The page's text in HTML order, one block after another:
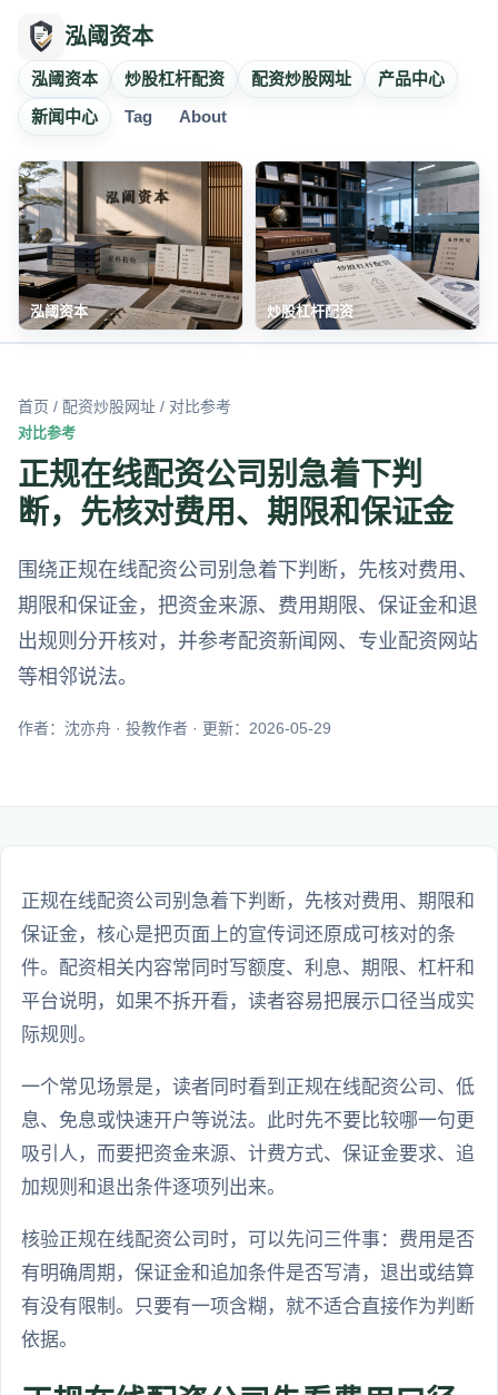
泓阈资本
泓阈资本 炒股杠杆配资 配资炒股网址
产品中心
新闻中心
Tag About
泓阈资本 炒股杠杆配资
首页 / 配资炒股网址 / 对比参考
对比参考
正规在线配资公司别急着下判
断，先核对费用、期限和保证金
围绕正规在线配资公司别急着下判断，先核对费用、
期限和保证金，把资金来源、费用期限、保证金和退
出规则分开核对，并参考配资新闻网、专业配资网站
等相邻说法。
作者：沈亦舟 · 投教作者 · 更新：2026-05-29
正规在线配资公司别急着下判断，先核对费用、期限和
保证金，核心是把页面上的宣传词还原成可核对的条
件。配资相关内容常同时写额度、利息、期限、杠杆和
平台说明，如果不拆开看，读者容易把展示口径当成实
际规则。
一个常见场景是，读者同时看到正规在线配资公司、低
息、免息或快速开户等说法。此时先不要比较哪一句更
吸引人，而要把资金来源、计费方式、保证金要求、追
加规则和退出条件逐项列出来。
核验正规在线配资公司时，可以先问三件事：费用是否
有明确周期，保证金和追加条件是否写清，退出或结算
有没有限制。只要有一项含糊，就不适合直接作为判断
依据。